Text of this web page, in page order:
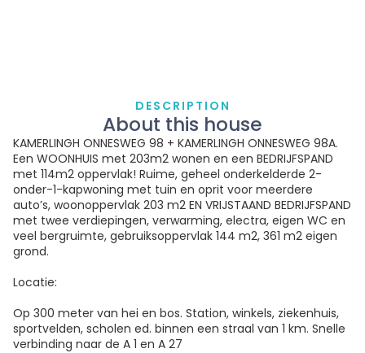
DESCRIPTION
About this house
KAMERLINGH ONNESWEG 98 + KAMERLINGH ONNESWEG 98A.
Een WOONHUIS met 203m2 wonen en een BEDRIJFSPAND
met 114m2 oppervlak! Ruime, geheel onderkelderde 2-
onder-1-kapwoning met tuin en oprit voor meerdere
auto’s, woonoppervlak 203 m2 EN VRIJSTAAND BEDRIJFSPAND
met twee verdiepingen, verwarming, electra, eigen WC en
veel bergruimte, gebruiksoppervlak 144 m2, 361 m2 eigen
grond.
Locatie:
Op 300 meter van hei en bos. Station, winkels, ziekenhuis,
sportvelden, scholen ed. binnen een straal van 1 km. Snelle
verbinding naar de A 1 en A 27